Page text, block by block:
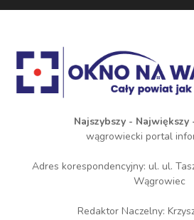
Najszybszy - Największy
wągrowiecki portal
Adres korespondencyjny: ul. ul.
Wągrowiec
Redaktor Naczelny: